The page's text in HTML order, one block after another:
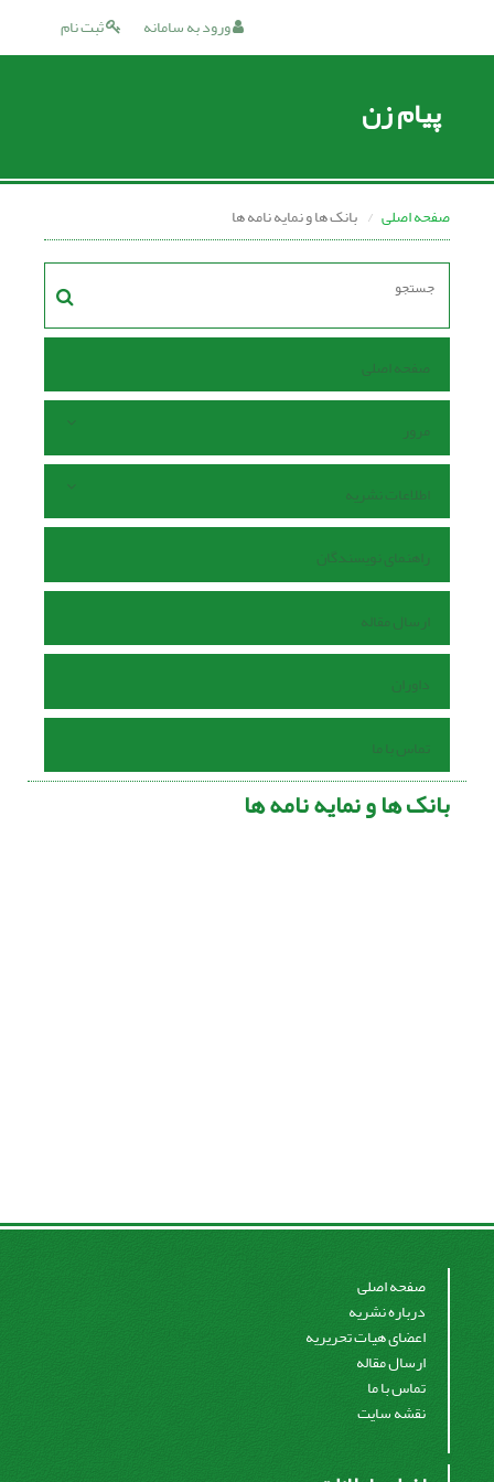
ثبت نام ورود به سامانه
پیام زن
صفحه اصلی بانک ها و نمایه نامه ها
صفحه اصلی
مرور
اطلاعات نشریه
راهنمای نویسندگان
ارسال مقاله
داوران
تماس با ما
بانک ها و نمایه نامه ها
صفحه اصلی
درباره نشریه
اعضای هیات تحریریه
ارسال مقاله
تماس با ما
نقشه سایت